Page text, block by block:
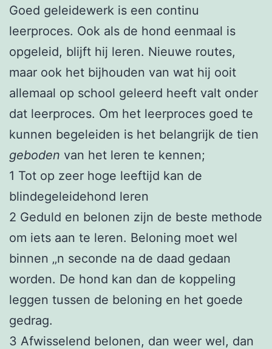
Goed geleidewerk is een continu
leerproces. Ook als de hond eenmaal is
opgeleid, blijft hij leren. Nieuwe routes,
maar ook het bijhouden van wat hij ooit
allemaal op school geleerd heeft valt onder
dat leerproces. Om het leerproces goed te
kunnen begeleiden is het belangrijk de tien
geboden van het leren te kennen;
1 Tot op zeer hoge leeftijd kan de
blindegeleidehond leren
2 Geduld en belonen zijn de beste methode
om iets aan te leren. Beloning moet wel
binnen ‚‚n seconde na de daad gedaan
worden. De hond kan dan de koppeling
leggen tussen de beloning en het goede
gedrag.
3 Afwisselend belonen, dan weer wel, dan